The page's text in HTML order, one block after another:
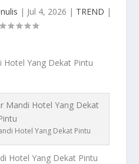
| Jul 4, 2026 | TREND |
Hotel Yang Dekat Pintu
Hotel Yang Dekat Pintu